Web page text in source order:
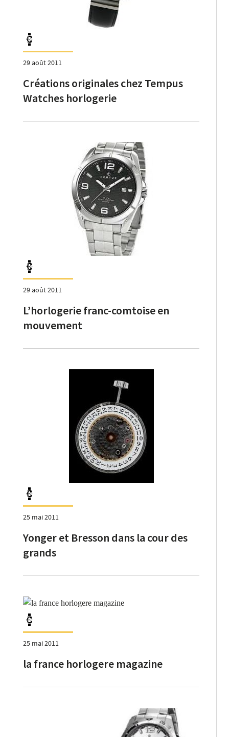
29 août 2011
Créations originales chez Tempus
Watches horlogerie
29 août 2011
L’horlogerie franc-comtoise en
mouvement
25 mai 2011
Yonger et Bresson dans la cour des
grands
25 mai 2011
la france horlogere magazine